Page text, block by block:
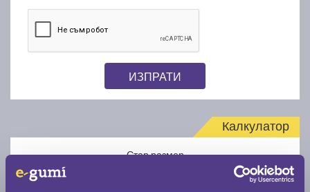
ИЗПРАТИ
Калкулатор
Стар размер